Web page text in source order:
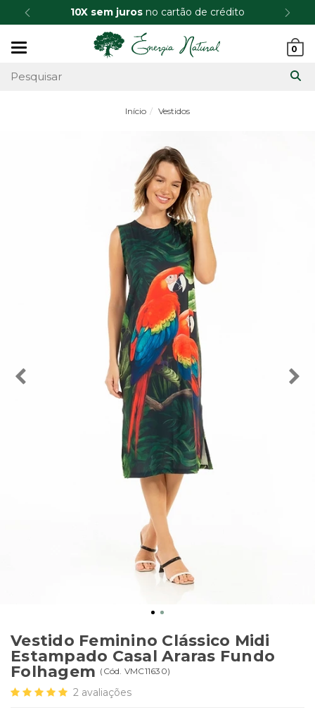
10X sem juros no cartão de crédito
0
Início Vestidos
Vestido Feminino Clássico Midi
Estampado Casal Araras Fundo
Folhagem ( Cód. VMC11630)
2 avaliações